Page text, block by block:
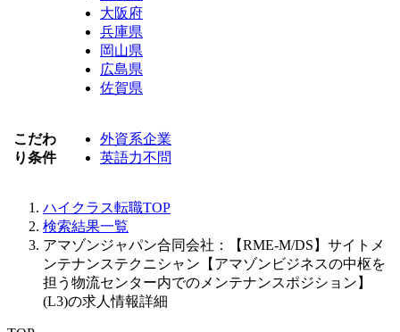
大阪府
兵庫県
岡山県
広島県
佐賀県
こだわ
り条件
外資系企業
英語力不問
ハイクラス転職TOP
検索結果一覧
アマゾンジャパン合同会社：【RME-M/DS】サイトメ
ンテナンステクニシャン【アマゾンビジネスの中枢を
担う物流センター内でのメンテナンスポジション】
(L3)の求人情報詳細